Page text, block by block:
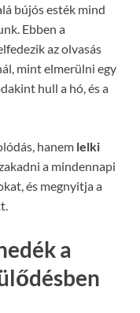
bújós esték mind
Ebben a
az olvasás
mint elmerülni egy
hull a hó, és a
hanem lelki
a mindennapi
és megnyitja a
a